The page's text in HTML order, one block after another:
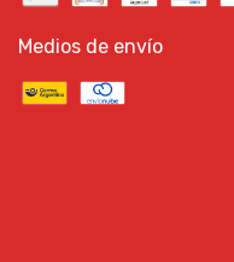
Medios de envío